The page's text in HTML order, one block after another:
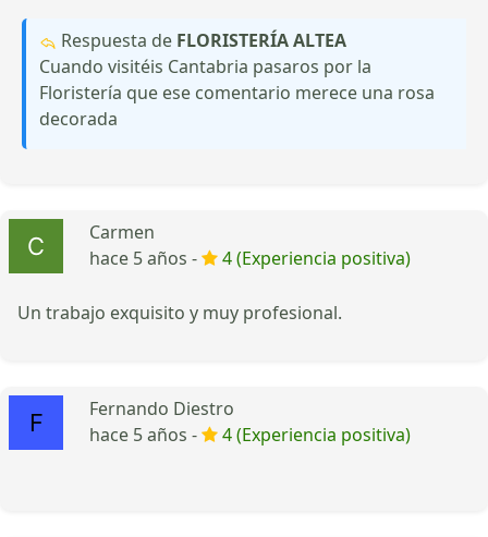
Respuesta de FLORISTERÍA ALTEA
Cuando visitéis Cantabria pasaros por la
Floristería que ese comentario merece una rosa
decorada
Carmen
hace 5 años -
4 (Experiencia positiva)
Un trabajo exquisito y muy profesional.
Fernando Diestro
hace 5 años -
4 (Experiencia positiva)